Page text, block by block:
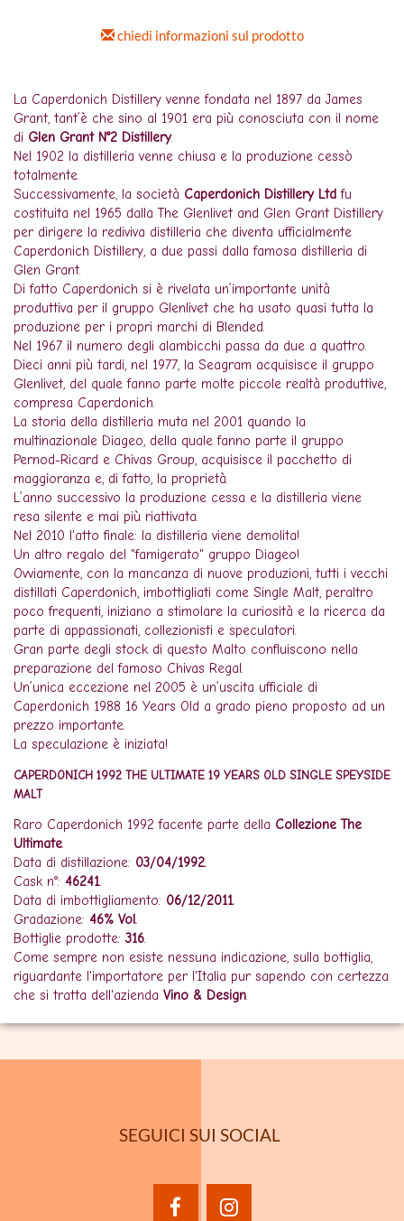
chiedi informazioni sul prodotto
La Caperdonich Distillery venne fondata nel 1897 da James
Grant, tant’è che sino al 1901 era più conosciuta con il nome
di Glen Grant N°2 Distillery.
Nel 1902 la distilleria venne chiusa e la produzione cessò
totalmente.
Successivamente, la società Caperdonich Distillery Ltd fu
costituita nel 1965 dalla The Glenlivet and Glen Grant Distillery
per dirigere la rediviva distilleria che diventa ufficialmente
Caperdonich Distillery, a due passi dalla famosa distilleria di
Glen Grant.
Di fatto Caperdonich si è rivelata un’importante unità
produttiva per il gruppo Glenlivet che ha usato quasi tutta la
produzione per i propri marchi di Blended.
Nel 1967 il numero degli alambicchi passa da due a quattro.
Dieci anni più tardi, nel 1977, la Seagram acquisisce il gruppo
Glenlivet, del quale fanno parte molte piccole realtà produttive,
compresa Caperdonich.
La storia della distilleria muta nel 2001 quando la
multinazionale Diageo, della quale fanno parte il gruppo
Pernod-Ricard e Chivas Group, acquisisce il pacchetto di
maggioranza e, di fatto, la proprietà.
L’anno successivo la produzione cessa e la distilleria viene
resa silente e mai più riattivata.
Nel 2010 l'atto finale: la distilleria viene demolita!
Un altro regalo del "famigerato" gruppo Diageo!
Ovviamente, con la mancanza di nuove produzioni, tutti i vecchi
distillati Caperdonich, imbottigliati come Single Malt, peraltro
poco frequenti, iniziano a stimolare la curiosità e la ricerca da
parte di appassionati, collezionisti e speculatori.
Gran parte degli stock di questo Malto confluiscono nella
preparazione del famoso Chivas Regal.
Un’unica eccezione nel 2005 è un’uscita ufficiale di
Caperdonich 1988 16 Years Old a grado pieno proposto ad un
prezzo importante.
La speculazione è iniziata!
CAPERDONICH 1992 THE ULTIMATE 19 YEARS OLD SINGLE SPEYSIDE
MALT
Raro Caperdonich 1992 facente parte della Collezione The
Ultimate.
Data di distillazione: 03/04/1992.
Cask n°: 46241.
Data di imbottigliamento: 06/12/2011.
Gradazione: 46% Vol.
Bottiglie prodotte: 316.
Come sempre non esiste nessuna indicazione, sulla bottiglia,
riguardante l'importatore per l'Italia pur sapendo con certezza
che si tratta dell'azienda Vino & Design.
SEGUICI SUI SOCIAL
facebookinstagram